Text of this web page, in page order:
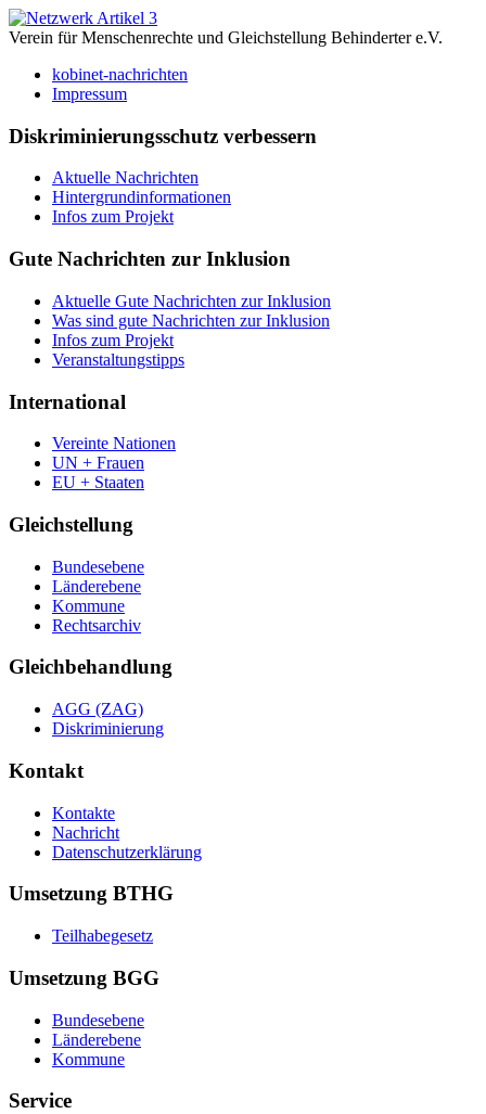
Verein für Menschenrechte und Gleichstellung Behinderter e.V.
kobinet-nachrichten
Impressum
Diskriminierungsschutz verbessern
Aktuelle Nachrichten
Hintergrundinformationen
Infos zum Projekt
Gute Nachrichten zur Inklusion
Aktuelle Gute Nachrichten zur Inklusion
Was sind gute Nachrichten zur Inklusion
Infos zum Projekt
Veranstaltungstipps
International
Vereinte Nationen
UN + Frauen
EU + Staaten
Gleichstellung
Bundesebene
Länderebene
Kommune
Rechtsarchiv
Gleichbehandlung
AGG (ZAG)
Diskriminierung
Kontakt
Kontakte
Nachricht
Datenschutzerklärung
Umsetzung BTHG
Teilhabegesetz
Umsetzung BGG
Bundesebene
Länderebene
Kommune
Service